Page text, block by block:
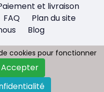
et livraison
FAQ
Plan du site
Blog
droit réservés
cookies pour fonctionner
Accepter
cookies pour fonctionner
Accepter